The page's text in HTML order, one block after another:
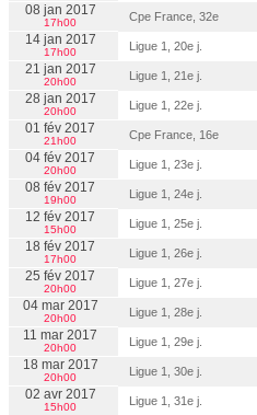
08 jan 2017
17h00 Cpe France, 32e
14 jan 2017
17h00 Ligue 1, 20e j.
21 jan 2017
20h00 Ligue 1, 21e j.
28 jan 2017
20h00 Ligue 1, 22e j.
01 fév 2017
21h00 Cpe France, 16e
04 fév 2017
20h00 Ligue 1, 23e j.
08 fév 2017
19h00 Ligue 1, 24e j.
12 fév 2017
15h00 Ligue 1, 25e j.
18 fév 2017
17h00 Ligue 1, 26e j.
25 fév 2017
20h00 Ligue 1, 27e j.
04 mar 2017
20h00 Ligue 1, 28e j.
11 mar 2017
20h00 Ligue 1, 29e j.
18 mar 2017
20h00 Ligue 1, 30e j.
02 avr 2017
15h00 Ligue 1, 31e j.